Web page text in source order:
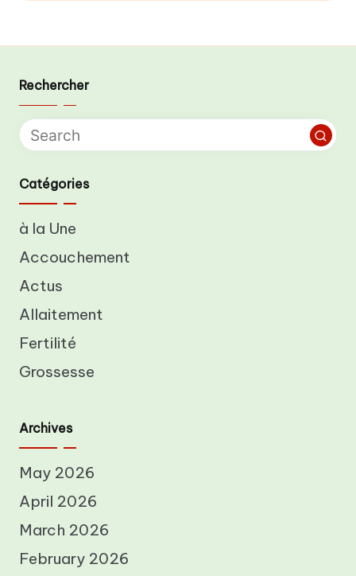
Rechercher
Catégories
à la Une
Accouchement
Actus
Allaitement
Fertilité
Grossesse
Archives
May 2026
April 2026
March 2026
February 2026